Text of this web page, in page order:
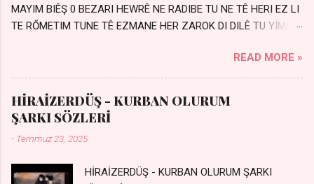
MAYIM BIÊŞ 0 BEZARI HEWRÊ NE RADIBE TU NE TÊ HERI EZ LI
TE RŐMETIM TUNE TÊ EZMANE HER ZAROK DI DILÊ TU YÍMIN
Silinmis yarıda. Hasretin yel gibi Eser yar içimden Bir kıza sevdalı
Yaralı adamım. Sensizlik bir hançer Geceler susmuyor Yaralı
kalbimde Bir sızı durmuyor Tu yi bihare min Ez ji payizim Li
dile şevên min Teng e nefes im Adını sayıklar Uykusuz
geceler Sensiz her sabahım Sessiz ve kederli
READ MORE »
HİRAİZERDÜŞ - KURBAN OLURUM
ŞARKI SÖZLERİ
- Temmuz 23, 2025
HİRAİZERDÜŞ - KURBAN OLURUM ŞARKI